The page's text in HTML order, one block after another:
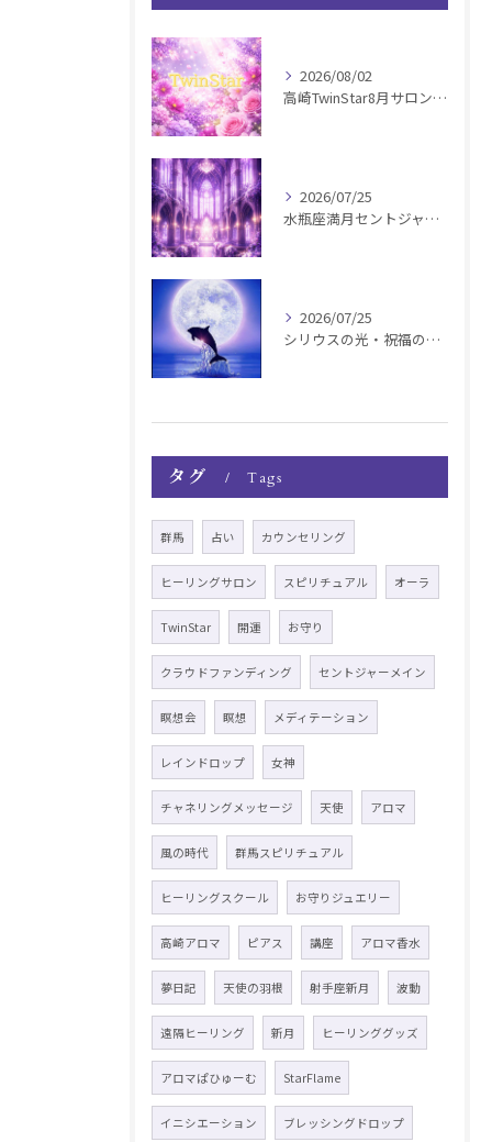
2026/08/02
高崎TwinStar8月サロンお知らせ
2026/07/25
水瓶座満月セントジャーメインGSVF遠隔お知らせ
2026/07/25
シリウスの光・祝福の波動チャージ遠隔お知らせ〜銀河新年〜
タグ Tags
群馬 占い カウンセリング
ヒーリングサロン スピリチュアル オーラ
TwinStar 開運 お守り
クラウドファンディング セントジャーメイン
瞑想会 瞑想 メディテーション
レインドロップ 女神
チャネリングメッセージ 天使 アロマ
風の時代 群馬スピリチュアル
ヒーリングスクール お守りジュエリー
高崎アロマ ピアス 講座 アロマ香水
夢日記 天使の羽根 射手座新月 波動
遠隔ヒーリング 新月 ヒーリンググッズ
アロマぱひゅーむ StarFlame
イニシエーション ブレッシングドロップ